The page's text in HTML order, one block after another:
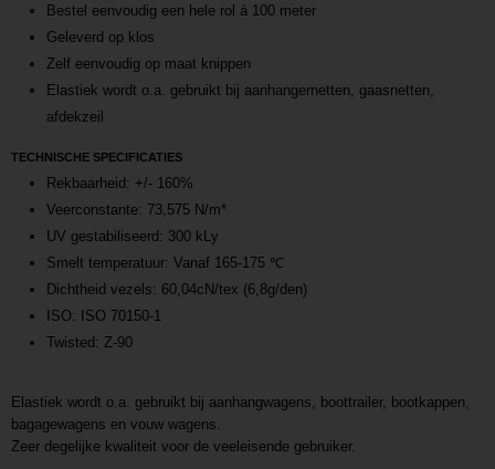
Bestel eenvoudig een hele rol á 100 meter
Geleverd op klos
Zelf eenvoudig op maat knippen
Elastiek wordt o.a. gebruikt bij aanhangernetten, gaasnetten,
afdekzeil
TECHNISCHE SPECIFICATIES
Rekbaarheid: +/- 160%
Veerconstante: 73,575 N/m*
UV gestabiliseerd: 300 kLy
Smelt temperatuur: Vanaf 165-175 ℃
Dichtheid vezels: 60,04cN/tex (6,8g/den)
ISO: ISO 70150-1
Twisted: Z-90
Elastiek wordt o.a. gebruikt bij aanhangwagens, boottrailer, bootkappen,
bagagewagens en vouw wagens.
Zeer degelijke kwaliteit voor de veeleisende gebruiker.